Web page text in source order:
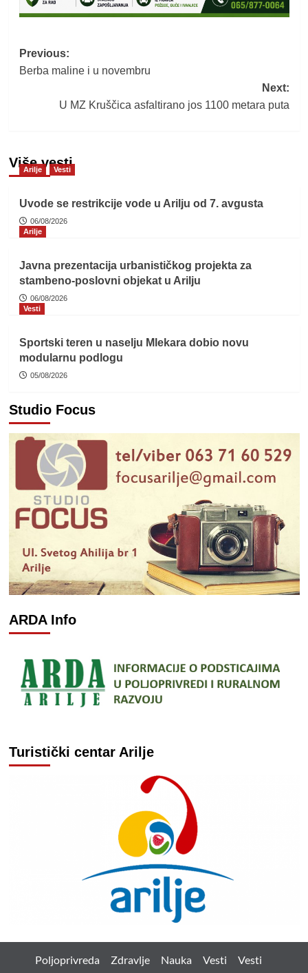
Post
navigation
Previous:
Berba maline i u novembru
Next:
U MZ Kruščica asfaltirano jos 1100 metara puta
Više vesti
Arilje Vesti
Uvode se restrikcije vode u Arilju od 7. avgusta
06/08/2026
Arilje
Javna prezentacija urbanističkog projekta za
stambeno-poslovni objekat u Arilju
06/08/2026
Vesti
Sportski teren u naselju Mlekara dobio novu
modularnu podlogu
05/08/2026
Studio Focus
ARDA Info
Turistički centar Arilje
Poljoprivreda Zdravlje Nauka Vesti
Vesti